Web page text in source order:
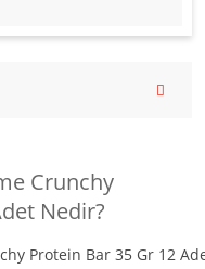
Crunchy
Nedir?
Protein Bar 35 Gr 12